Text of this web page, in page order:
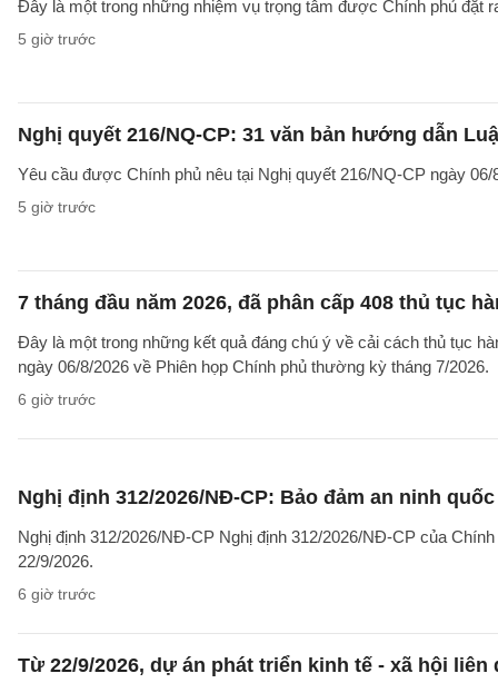
Đây là một trong những nhiệm vụ trọng tâm được Chính phủ đặt
5 giờ trước
Nghị quyết 216/NQ-CP: 31 văn bản hướng dẫn
Yêu cầu được Chính phủ nêu tại Nghị quyết 216/NQ-CP ngày
5 giờ trước
7 tháng đầu năm 2026, đã phân cấp 408 thủ tục
Đây là một trong những kết quả đáng chú ý về cải cách thủ tục
ngày 06/8/2026 về Phiên họp Chính phủ thường kỳ tháng 7/2026.
6 giờ trước
Nghị định 312/2026/NĐ-CP: Bảo đảm an ninh
Nghị định 312/2026/NĐ-CP Nghị định 312/2026/NĐ-CP của
22/9/2026.
6 giờ trước
Từ 22/9/2026, dự án phát triển kinh tế - xã hội